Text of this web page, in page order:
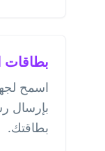
بطاقات
اسمح
بإرسال
بطاقتك.